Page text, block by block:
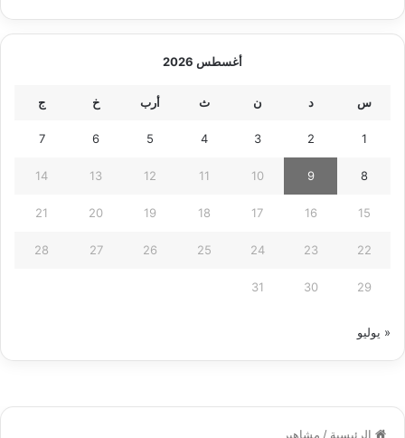
أغسطس 2026
س د ن ث أرب خ ج
1
2
3
4
5
6
7
8
9
10
11
12
13
14
15
16
17
18
19
20
21
22
23
24
25
26
27
28
29
30
31
« يوليو